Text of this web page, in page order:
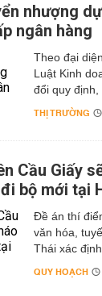
nhượng
ngân hàng
Theo đại
Luật Kinh
đổi quy định,
THỊ TRƯỜNG
Cầu Giấy
bộ mới tại
Đề án thí
văn hóa,
Thái xác
QUY HOẠCH